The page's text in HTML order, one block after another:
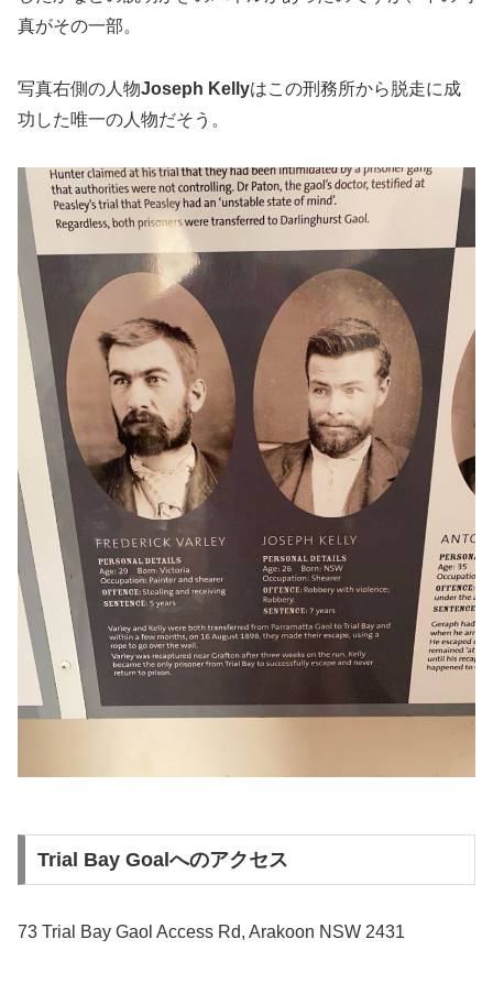
真がその一部。
写真右側の人物Joseph Kellyはこの刑務所から脱走に成
功した唯一の人物だそう。
Trial Bay Goalへのアクセス
73 Trial Bay Gaol Access Rd, Arakoon NSW 2431